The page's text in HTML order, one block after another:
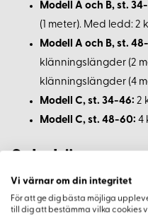
Modell A och B, st.
(1 meter). Med ledd:
Modell A och B, st.
klänningslängder (2
klänningslängder (4
Modell C, st. 34-46: 2
Modell C, st. 48-60: 4
Snedremsa till
tygrester eller
Vi värnar om din integritet
För att ge dig bästa möjliga
till dig att bestämma vilka cookies